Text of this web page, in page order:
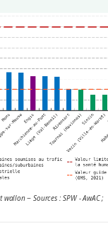
− Sources : SPW - AwAC ;